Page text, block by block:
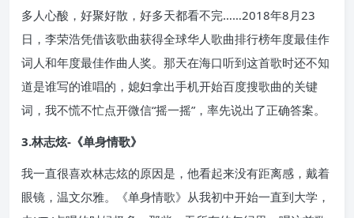
多人心酸，好聚好散，好多天都看不完……2018年8月23
日，李荣浩凭借该歌曲获得全球华人歌曲排行榜年度最佳作
词人和年度最佳作曲人奖。那天在海口听到这首歌时还不知
道是谁写的谁唱的，媳妇拿出手机开始百度搜歌曲的关键
词，我不慌不忙点开微信“摇一摇”，率先说出了正确答案。
3.林志炫-《单身情歌》
我一直很喜欢林志炫的原因是，他看起来没有距离感，戴着
眼镜，温文尔雅。《单身情歌》从我初中开始一直到大学，